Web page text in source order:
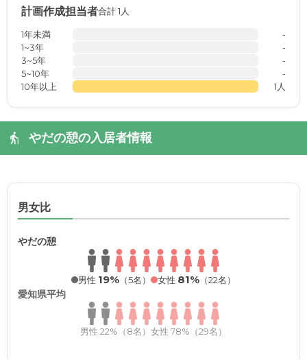
計画作成担当者合計 1人
1年未満
-
1~3年
-
3~5年
-
5~10年
-
10年以上
1人
やだの憩の入居者情報
男女比
やだの憩
男性 19% （5名） 女性 81% （22名）
愛知県平均
男性 22%（8名） 女性 78%（29名）